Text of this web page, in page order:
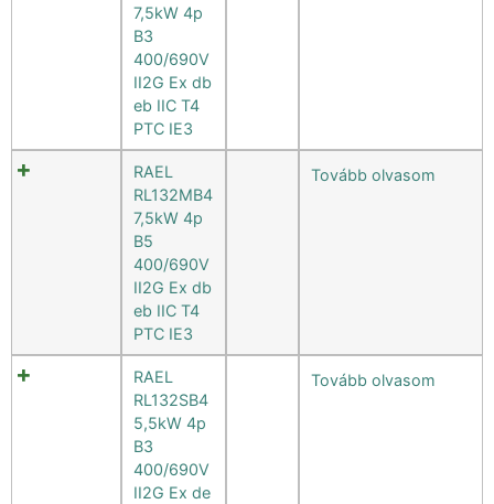
7,5kW 4p
B3
400/690V
II2G Ex db
eb IIC T4
PTC IE3
RAEL
RL132MB4
7,5kW 4p
B5
400/690V
II2G Ex db
eb IIC T4
PTC IE3
Tovább olvasom
RAEL
RL132SB4
5,5kW 4p
B3
400/690V
II2G Ex de
Tovább olvasom